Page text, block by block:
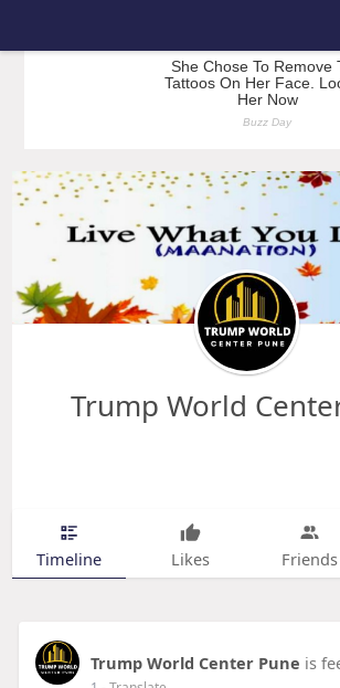
Trump World
Timeline Likes Friends
Trump World Center Pune is